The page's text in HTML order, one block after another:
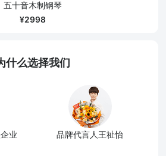
五十音木制钢琴
2998
什么选择我们
业 品牌代言人王祉怡